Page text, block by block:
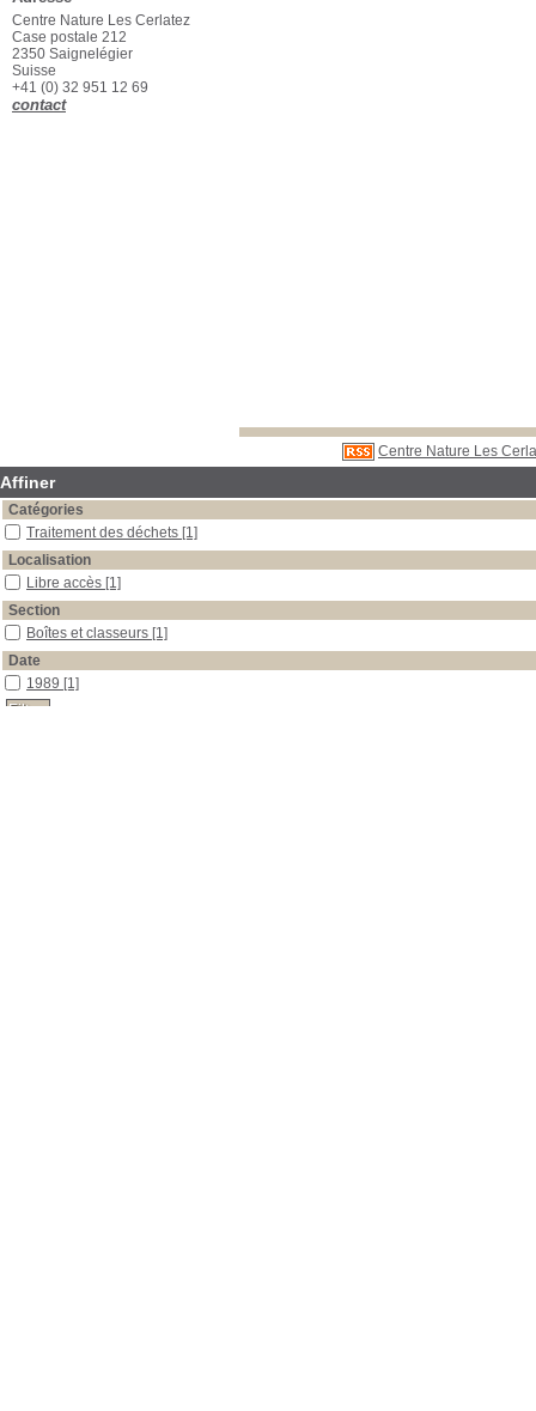
Centre Nature Les
Centre Nature Les Cerlatez
Case postale 212
2350 Saignelégier
Suisse
+41 (0) 32 951 12 69
contact
Affiner
Catégories
Traitement des déchets [1]
Localisation
Libre accès [1]
Section
Boîtes et classeurs [1]
Date
1989 [1]